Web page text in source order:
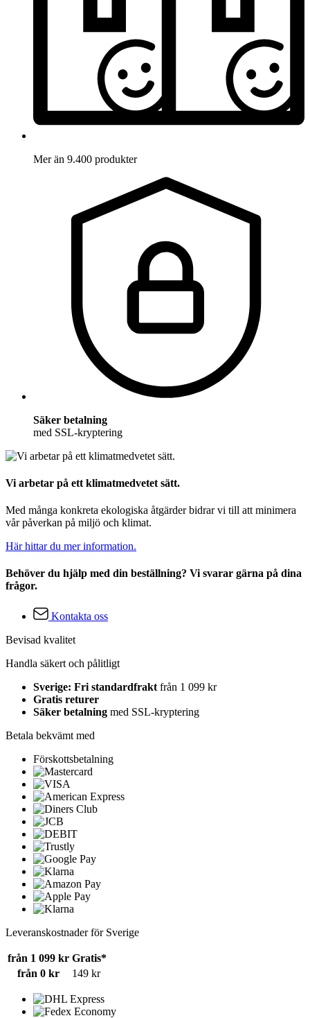
Mer än 9.400 produkter
Säker betalning
med SSL-kryptering
Vi arbetar på ett klimatmedvetet sätt.
Med många konkreta ekologiska åtgärder bidrar vi till att minimera
vår påverkan på miljö och klimat.
Här hittar du mer information.
Behöver du hjälp med din beställning? Vi svarar gärna på dina
frågor.
Kontakta oss
Bevisad kvalitet
Handla säkert och pålitligt
Sverige: Fri standardfrakt från 1 099 kr
Gratis returer
Säker betalning med SSL-kryptering
Betala bekvämt med
Förskottsbetalning
Leveranskostnader för Sverige
från 1 099 kr Gratis*
från 0 kr
149 kr